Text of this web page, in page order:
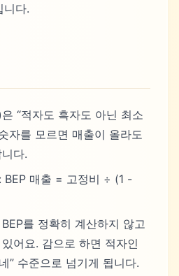
니다.
“적자도 흑자도 아닌 최소
자를 모르면 매출이 올라도
다.
BEP 매출 = 고정비 ÷ (1 -
를 정확히 계산하지 않고
어요. 감으로 하면 적자인
” 수준으로 넘기게 됩니다.